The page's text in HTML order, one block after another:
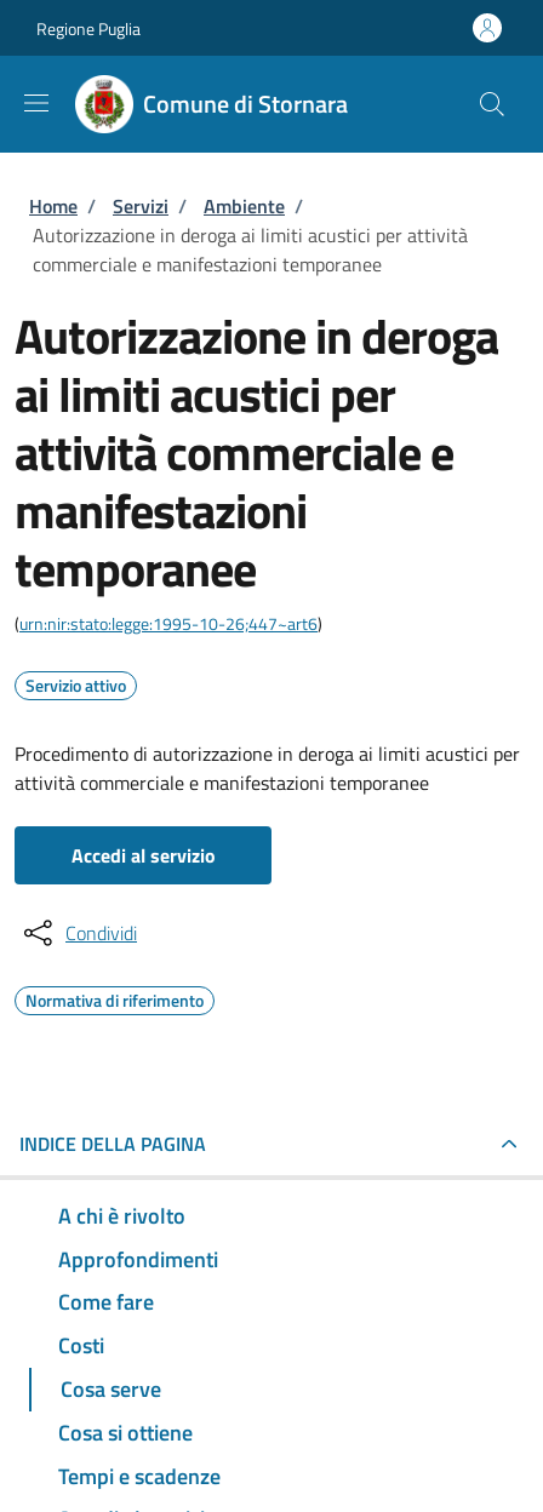
Regione Puglia
Comune di Stornara
Briciole di pane
Home / Servizi / Ambiente /
Autorizzazione in deroga ai limiti acustici per attività
commerciale e manifestazioni temporanee
Autorizzazione in deroga
ai limiti acustici per
attività commerciale e
manifestazioni
temporanee
(urn:nir:stato:legge:1995-10-26;447~art6)
Servizio attivo
Procedimento di autorizzazione in deroga ai limiti acustici per
attività commerciale e manifestazioni temporanee
Accedi al servizio
Condividi
Normativa di riferimento
INDICE DELLA PAGINA
A chi è rivolto
Approfondimenti
Come fare
Costi
Cosa serve
Cosa si ottiene
Tempi e scadenze